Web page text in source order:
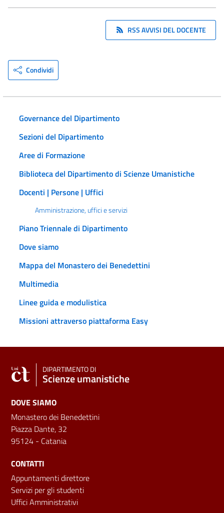
RSS AVVISI DEL DOCENTE
Condividi
Governance del Dipartimento
Sezioni del Dipartimento
Aree di Formazione
Biblioteca del Dipartimento di Scienze Umanistiche
Docenti | Persone | Uffici
Amministrazione, uffici e servizi
Piano Triennale di Dipartimento
Dove siamo
Mappa del Monastero dei Benedettini
Multimedia
Linee guida e modulistica
Missioni attraverso piattaforma Easy
DIPARTIMENTO DI
Scienze umanistiche
DOVE SIAMO
Monastero dei Benedettini
Piazza Dante, 32
95124 - Catania
CONTATTI
Appuntamenti direttore
Servizi per gli studenti
Uffici Amministrativi